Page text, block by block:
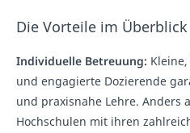
Die Vorteile im Überblick
Individuelle Betreuung:
und engagierte Dozierende
und praxisnahe Lehre. Anders
Hochschulen mit ihren